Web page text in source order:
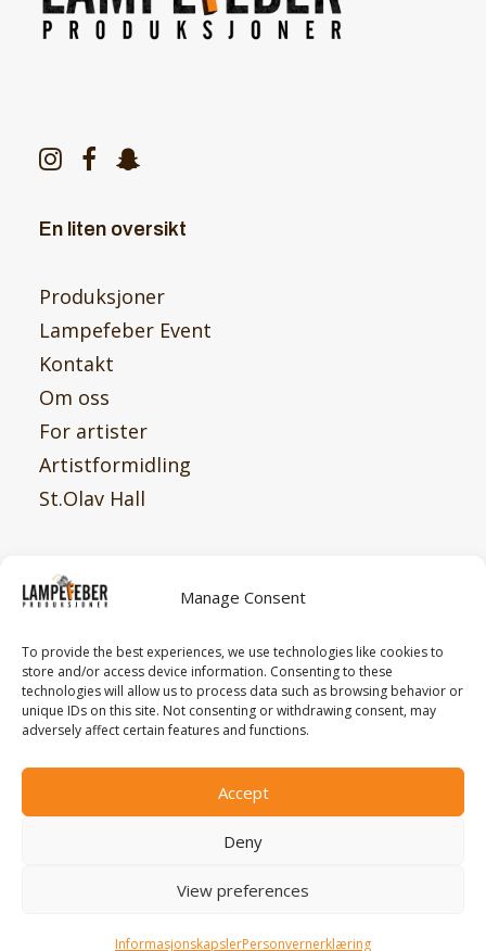
Manage Consent
To provide the best experiences, we use technologies like cookies to
store and/or access device information. Consenting to these
technologies will allow us to process data such as browsing behavior or
unique IDs on this site. Not consenting or withdrawing consent, may
adversely affect certain features and functions.
Accept
Deny
View preferences
InformasjonskapslerPersonvernerklæring
En liten oversikt
Produksjoner
Lampefeber Event
Kontakt
Om oss
For artister
Artistformidling
St.Olav Hall
Hvor
Verven 10
4014 Stavanger
Personvernerklæring |Informasjonskapsler